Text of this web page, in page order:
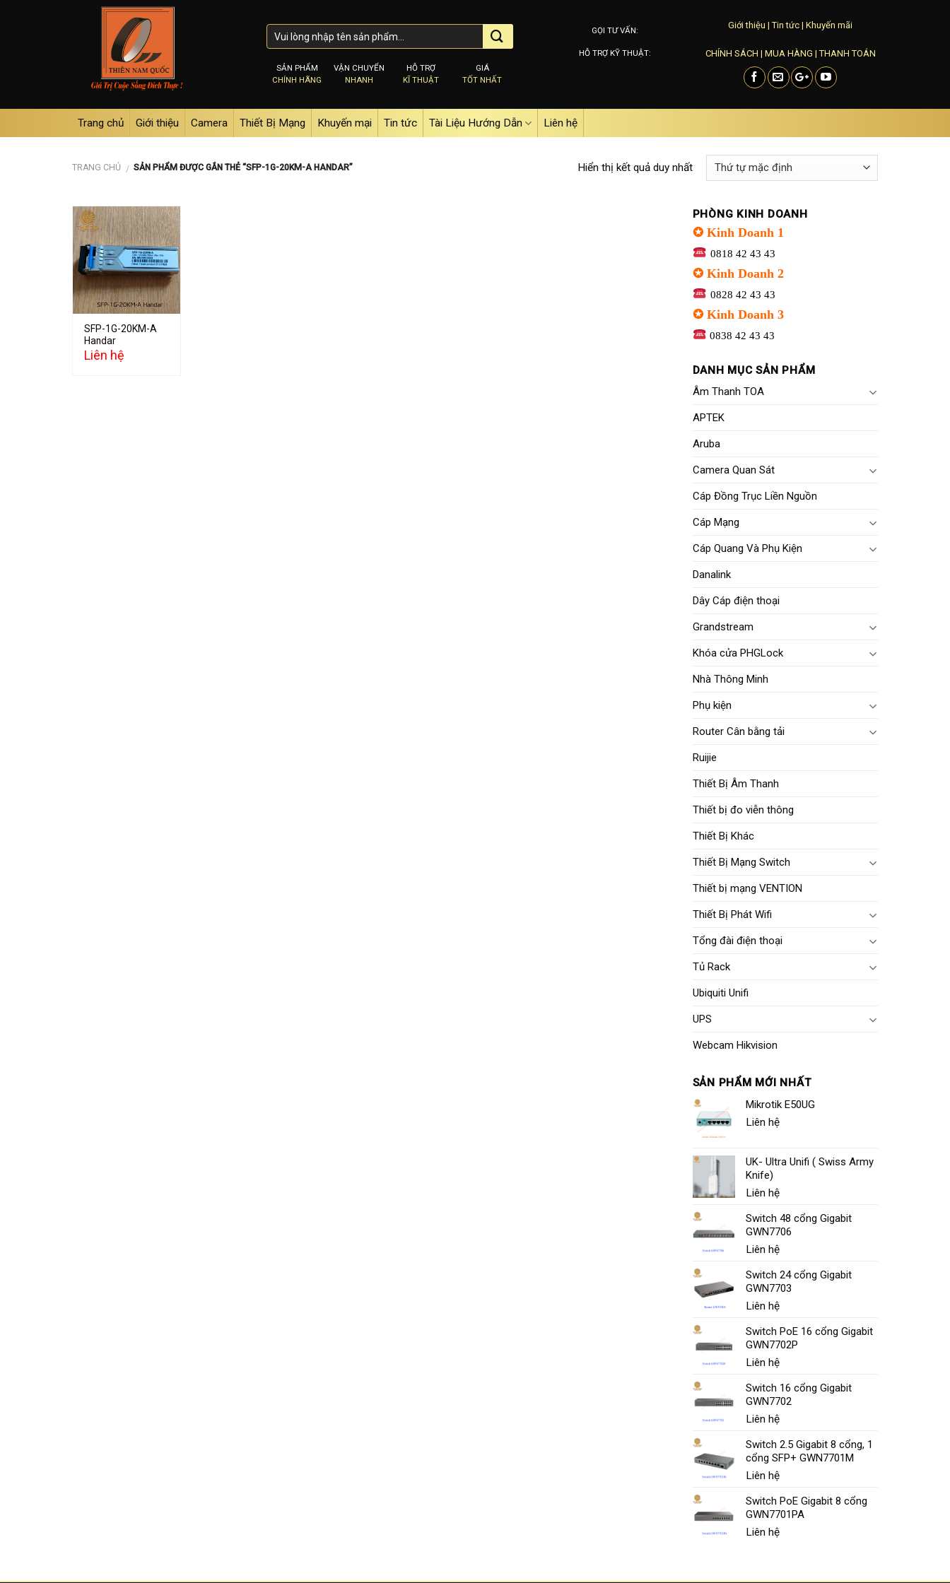
SẢN PHẨM
CHÍNH HÃNG
VẬN CHUYỂN
NHANH
HỖ TRỢ
KĨ THUẬT
GIÁ
TỐT NHẤT
GỌI TƯ VẤN:
HỖ TRỢ KỸ THUẬT:
Giới thiệu |Tin tức | Khuyến mãi
CHÍNH SÁCH | MUA HÀNG |THANH TOÁN
Trang chủ Giới thiệu Camera Thiết Bị Mạng Khuyến mại Tin tức Tài Liệu Hướng Dẫn Liên hệ
TRANG CHỦ / SẢN PHẨM ĐƯỢC GẮN THẺ “SFP-1G-20KM-A HANDAR” Hiển thị kết quả duy nhất
Add to
wishlist
SFP-1G-20KM-A
Handar
Liên hệ
PHÒNG KINH DOANH
✪ Kinh Doanh 1
0818 42 43 43
✪ Kinh Doanh 2
0828 42 43 43
✪ Kinh Doanh 3
0838 42 43 43
DANH MỤC SẢN PHẨM
Âm Thanh TOA
APTEK
Aruba
Camera Quan Sát
Cáp Đồng Trục Liền Nguồn
Cáp Mạng
Cáp Quang Và Phụ Kiện
Danalink
Dây Cáp điện thoại
Grandstream
Khóa cửa PHGLock
Nhà Thông Minh
Phụ kiện
Router Cân bằng tải
Ruijie
Thiết Bị Âm Thanh
Thiết bị đo viễn thông
Thiết Bị Khác
Thiết Bị Mạng Switch
Thiết bị mạng VENTION
Thiết Bị Phát Wifi
Tổng đài điện thoại
Tủ Rack
Ubiquiti Unifi
UPS
Webcam Hikvision
SẢN PHẨM MỚI NHẤT
Mikrotik E50UG
Liên hệ
UK- Ultra Unifi ( Swiss Army
Knife)
Liên hệ
Switch 48 cổng Gigabit
GWN7706
Liên hệ
Switch 24 cổng Gigabit
GWN7703
Liên hệ
Switch PoE 16 cổng Gigabit
GWN7702P
Liên hệ
Switch 16 cổng Gigabit
GWN7702
Liên hệ
Switch 2.5 Gigabit 8 cổng, 1
cổng SFP+ GWN7701M
Liên hệ
Switch PoE Gigabit 8 cổng
GWN7701PA
Liên hệ